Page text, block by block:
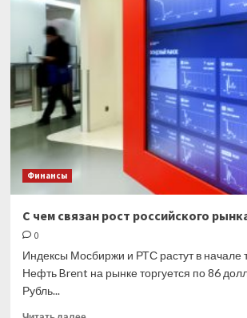
с
нерезидентам
Финансы
С чем связан рост российского
0
Индексы Мосбиржи и РТС растут в начале
Нефть Brent на рынке торгуется по 86
Рубль...
Прочитать